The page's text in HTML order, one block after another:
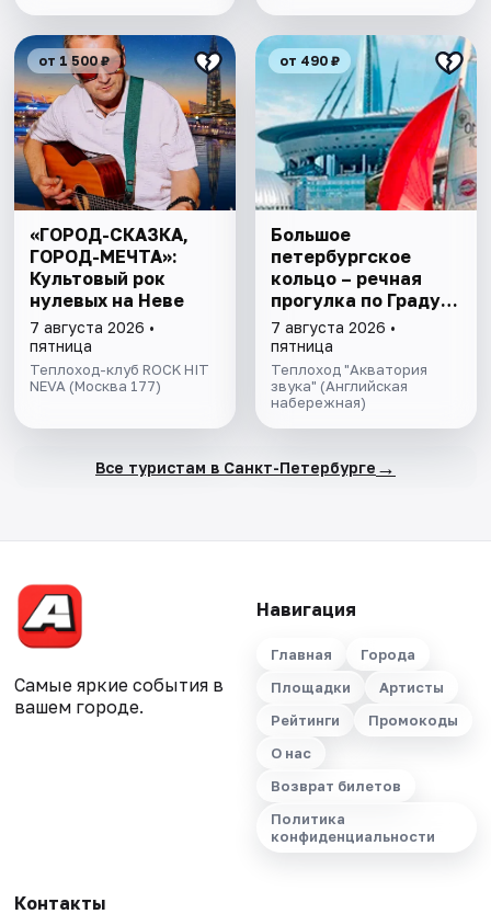
от 1 500 ₽
«ГОРОД-СКАЗКА,
ГОРОД-МЕЧТА»:
Культовый рок
нулевых на Неве
7 августа 2026 •
пятница
Теплоход-клуб ROCK HIT
NEVA (Москва 177)
от 490 ₽
Большое
петербургское
кольцо – речная
прогулка пo Граду
на Неве с
авторской
экскурсией и живой
музыкой в тёплом
салоне теплохода
7 августа 2026 •
пятница
Теплоход "Акватория
звука" (Английская
набережная)
Все туристам в Санкт-Петербурге →
Самые яркие события в
вашем городе.
Навигация
Главная
Города
Площадки
Артисты
Рейтинги
Промокоды
О нас
Возврат билетов
Политика
конфиденциальности
Контакты